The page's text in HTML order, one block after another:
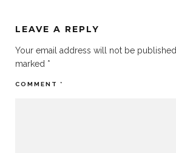
LEAVE A REPLY
Your email address will not be published.
marked *
COMMENT *